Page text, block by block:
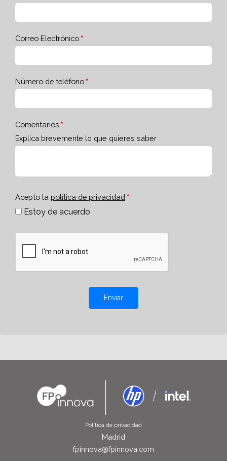
Correo Electrónico
Número de teléfono
Comentarios
Explica brevemente lo que quieres saber
Acepto la política de privacidad
Estoy de acuerdo
Enviar
Política de privacidad
Madrid
fpinnova@fpinnova.com